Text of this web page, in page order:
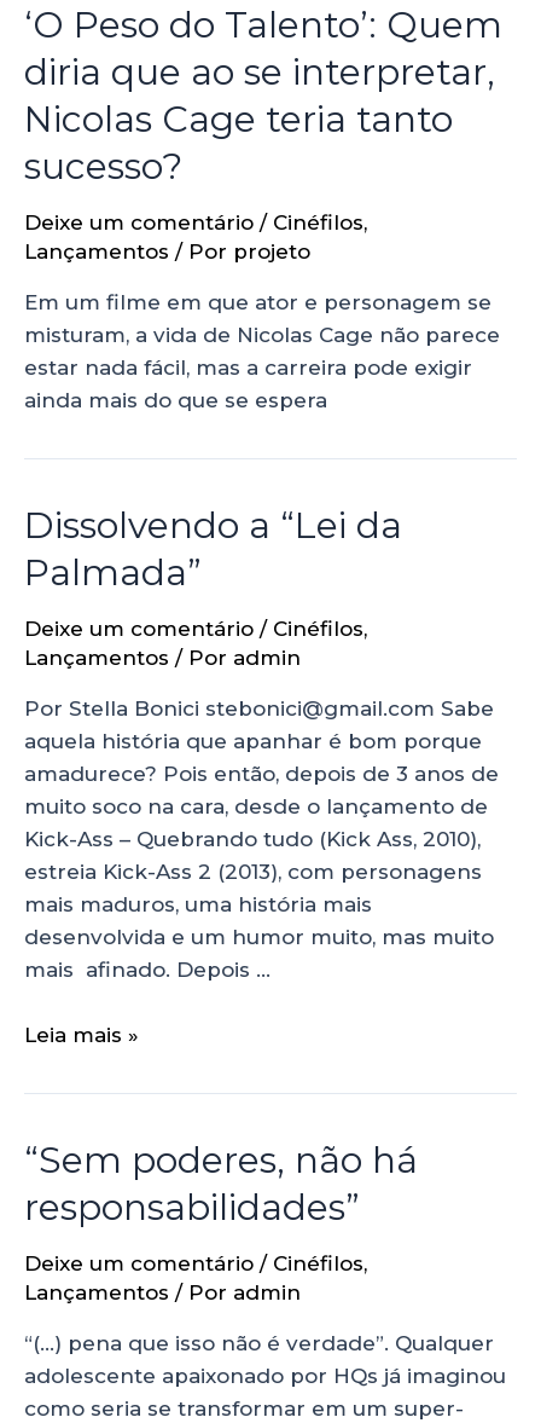
‘O Peso do Talento’: Quem
diria que ao se interpretar,
Nicolas Cage teria tanto
sucesso?
Deixe um comentário / Cinéfilos,
Lançamentos / Por projeto
Em um filme em que ator e personagem se
misturam, a vida de Nicolas Cage não parece
estar nada fácil, mas a carreira pode exigir
ainda mais do que se espera
Dissolvendo a “Lei da
Palmada”
Deixe um comentário / Cinéfilos,
Lançamentos / Por admin
Por Stella Bonici stebonici@gmail.com Sabe
aquela história que apanhar é bom porque
amadurece? Pois então, depois de 3 anos de
muito soco na cara, desde o lançamento de
Kick-Ass – Quebrando tudo (Kick Ass, 2010),
estreia Kick-Ass 2 (2013), com personagens
mais maduros, uma história mais
desenvolvida e um humor muito, mas muito
mais afinado. Depois …
Leia mais »
“Sem poderes, não há
responsabilidades”
Deixe um comentário / Cinéfilos,
Lançamentos / Por admin
“(…) pena que isso não é verdade”. Qualquer
adolescente apaixonado por HQs já imaginou
como seria se transformar em um super-